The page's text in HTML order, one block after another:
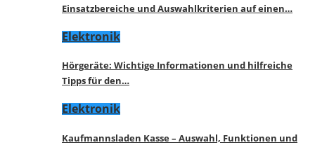
Einsatzbereiche und Auswahlkriterien auf einen…
Elektronik
Hörgeräte: Wichtige Informationen und hilfreiche
Tipps für den…
Elektronik
Kaufmannsladen Kasse – Auswahl, Funktionen und